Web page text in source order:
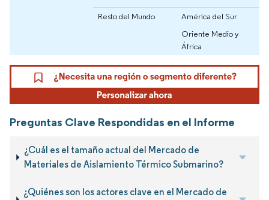
Resto del Mundo
América del Sur
Oriente Medio y
África
Preguntas Clave Respondidas en el Informe
¿Cuál es el tamaño actual del Mercado de
Materiales de Aislamiento Térmico Submarino?
¿Quiénes son los actores clave en el Mercado de